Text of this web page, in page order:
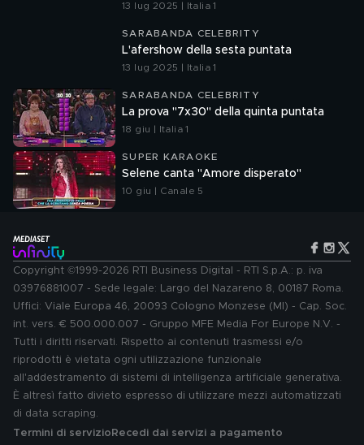
13 lug 2025 | Italia 1
SARABANDA CELEBRITY
L'afershow della sesta puntata
13 lug 2025 | Italia 1
SARABANDA CELEBRITY
La prova "7x30" della quinta puntata
18 giu | Italia 1
SUPER KARAOKE
Selene canta "Amore disperato"
10 giu | Canale 5
Copyright ©1999-2026 RTI Business Digital - RTI S.p.A.: p. iva
03976881007 - Sede legale: Largo del Nazareno 8, 00187 Roma.
Uffici: Viale Europa 46, 20093 Cologno Monzese (MI) - Cap. Soc.
int. vers. € 500.000.007 - Gruppo MFE Media For Europe N.V. -
Tutti i diritti riservati. Rispetto ai contenuti trasmessi e/o
riprodotti è vietata ogni utilizzazione funzionale
all'addestramento di sistemi di intelligenza artificiale generativa.
È altresì fatto divieto espresso di utilizzare mezzi automatizzati
di data scraping.
Termini di servizio Recedi dai servizi a pagamento